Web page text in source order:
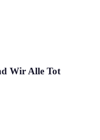
Wir Alle Tot